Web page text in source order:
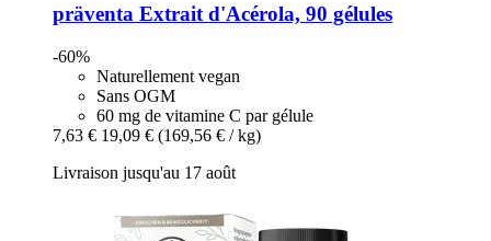
präventa Extrait d'Acérola, 90 gélules
-60%
Naturellement vegan
Sans OGM
60 mg de vitamine C par gélule
7,63 € 19,09 € (169,56 € / kg)
Livraison jusqu'au 17 août